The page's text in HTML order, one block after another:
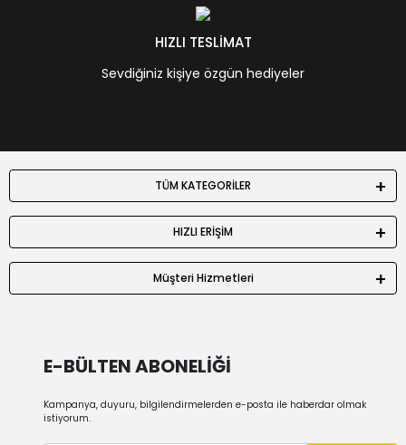
HIZLI TESLİMAT
Sevdiğiniz kişiye özgün hediyeler
TÜM KATEGORİLER
HIZLI ERİŞİM
Müşteri Hizmetleri
E-BÜLTEN ABONELİĞİ
Kampanya, duyuru, bilgilendirmelerden e-posta ile haberdar olmak
istiyorum.